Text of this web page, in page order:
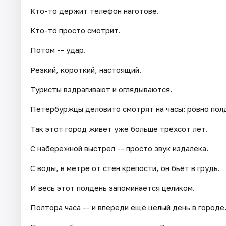
Кто-то держит телефон наготове.
Кто-то просто смотрит.
Потом -- удар.
Резкий, короткий, настоящий.
Туристы вздрагивают и оглядываются.
Петербуржцы деловито смотрят на часы: ровно
Так этот город живёт уже больше трёхсот лет.
С набережной выстрел -- просто звук издалека.
С воды, в метре от стен крепости, он бьёт в грудь.
И весь этот полдень запоминается целиком.
Полтора часа -- и впереди ещё целый день в городе.